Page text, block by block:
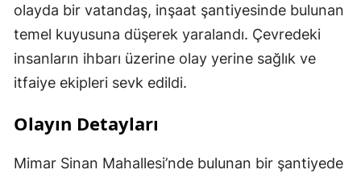
olayda bir vatandaş, inşaat şantiyesinde bulunan
temel kuyusuna düşerek yaralandı. Çevredeki
insanların ihbarı üzerine olay yerine sağlık ve
itfaiye ekipleri sevk edildi.
Olayın Detayları
Mimar Sinan Mahallesi’nde bulunan bir şantiyede